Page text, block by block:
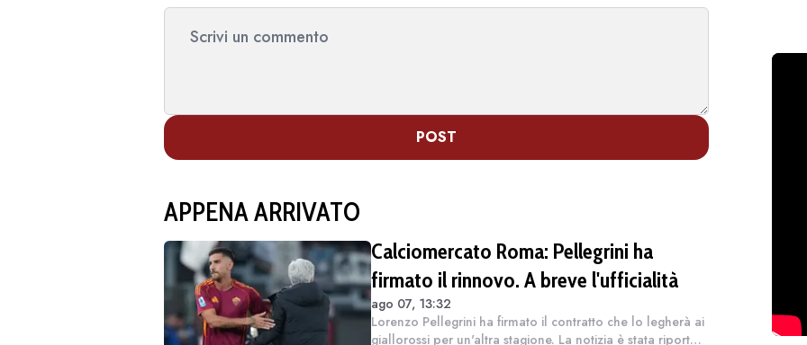
POST
APPENA ARRIVATO
Calciomercato Roma: Pellegrini ha
firmato il rinnovo. A breve l'ufficialità
ago 07, 13:32
Lorenzo Pellegrini ha firmato il contratto che lo legherà ai
giallorossi per un'altra stagione. La notizia è stata riportata